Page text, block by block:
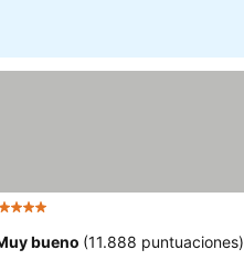
Estrellas
bueno (11.888 puntuaciones)